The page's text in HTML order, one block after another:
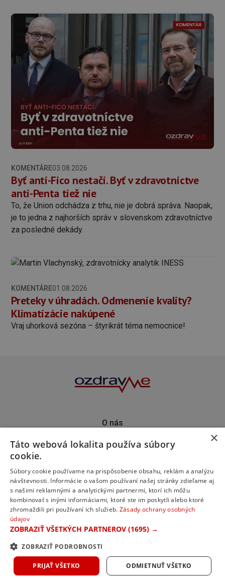
KOMENTÁRE03.08.2026
Byť anti-Fico nestačí. Byť v zdravotníctve
anti-Penta tiež nie
To, že Union odchádza z trhu, nie je dobrá správa. Naopak,
je to jedna z najhorších správ v slovenskom zdravotníctve
za posledné dekády.
KOMENTÁRE01.08.2026
Preteky v úhradách. Odmenenie kvality?
Klimatizácie nakúpené
Vraj uhorková sezóna – štyrikrát téma nemocnice!
O nás
Predplatné
Podporte nás
© 2023 ozdravme s.r.o. Všetky práva vyhradené.
×
Táto webová lokalita používa súbory
cookie.
Súbory cookie používame na prispôsobenie obsahu, reklám a analýzu
návštevnosti. Informácie o vašom používaní našej stránky zdieľame aj
s našimi reklamnými a analytickými partnermi, ktorí ich môžu
kombinovať s inými informáciami, ktoré ste im poskytli alebo ktoré
zhromaždili pri používaní ich služieb. Zásady ochrany osobných
údajov
ZOBRAZIŤ VŠETKÝCH PARTNEROV (1695) →
ZOBRAZIŤ PODROBNOSTI
PRIJAŤ VŠETKO ODMIETNUŤ VŠETKO